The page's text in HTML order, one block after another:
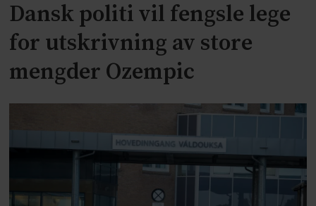
Dansk politi vil fengsle lege
for utskrivning av store
mengder Ozempic